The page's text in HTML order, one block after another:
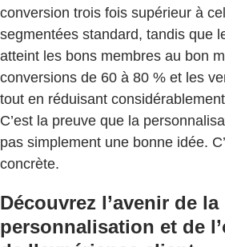
conversion trois fois supérieur à
segmentées standard, tandis que
atteint les bons membres au bon
conversions de 60 à 80 % et les
tout en réduisant
C’est la preuve que la
pas simplement une bonne idée.
concrète.
Découvrez l’avenir de la
personnalisation et de